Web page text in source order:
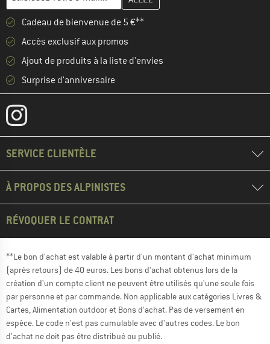
Cadeau de bienvenue de 5 €**
Accès exclusif aux promos
Ajout de produits à la liste d'envies
Surprise d'anniversaire
SERVICE CLIENTÈLE
À PROPOS DES ALPINISTES
RÉVOQUER LE CONTRAT
**Le bon d'achat est valable à partir d'un montant d'achat minimum
(après retours) de 40 euros. Les bons d'achat obtenus lors de la
création d'un compte client ne peuvent être utilisés qu'une seule fois
par personne et par commande. Non applicable aux catégories Livres &
Cartes, Alimentation outdoor et Bons d'achat. Pas de versement en
espèce. Le code n'est pas cumulable avec d'autres codes. Le bon
d'achat ne doit pas être distribué ou publié.